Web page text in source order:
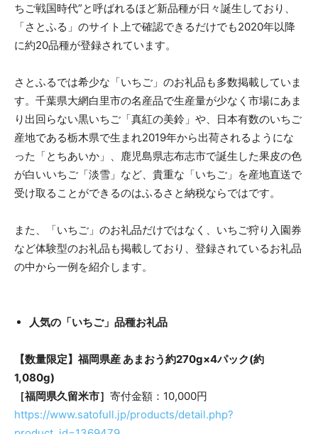
ちご戦国時代”と呼ばれるほど新品種が日々誕生しており、
「さとふる」のサイト上で確認できるだけでも2020年以降
に約20品種が登録されています。
さとふるでは希少な「いちご」のお礼品も多数掲載していま
す。千葉県大網白里市の名産品で生産量が少なく市場にあま
り出回らない黒いちご「真紅の美鈴」や、日本有数のいちご
産地である栃木県で生まれ2019年から出荷されるようにな
った「とちあいか」、鹿児島県志布志市で誕生した果皮の色
が白いいちご「淡雪」など、貴重な「いちご」を産地直送で
受け取ることができるのはふるさと納税ならではです。
また、「いちご」のお礼品だけではなく、いちご狩り入園券
など体験型のお礼品も掲載しており、登録されているお礼品
の中から一例を紹介します。
人気の「いちご」品種お礼品
【数量限定】福岡県産 あまおう約270g×4パック(約
1,080g)
［福岡県久留米市］ 寄付金額：10,000円
https://www.satofull.jp/products/detail.php?